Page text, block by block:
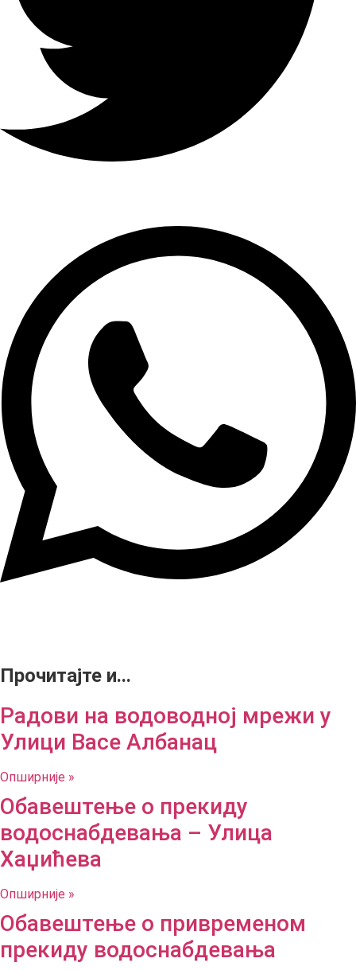
Прочитајте и...
Радови на водоводној мрежи у
Улици Васе Албанац
Опширније »
Обавештење о прекиду
водоснабдевања – Улица
Хаџићева
Опширније »
Обавештење о привременом
прекиду водоснабдевања